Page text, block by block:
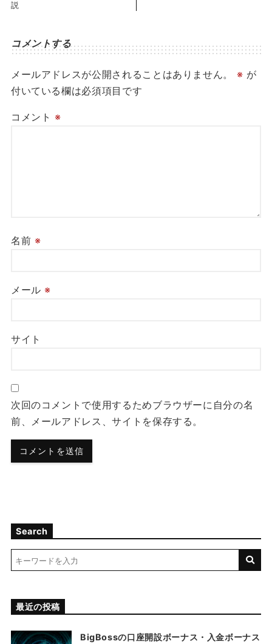
説
コメントする
メールアドレスが公開されることはありません。 ※ が
付いている欄は必須項目です
コメント ※
名前 ※
メール ※
サイト
次回のコメントで使用するためブラウザーに自分の名
前、メールアドレス、サイトを保存する。
Search
最近の投稿
BigBossの口座開設ボーナス・入金ボーナス